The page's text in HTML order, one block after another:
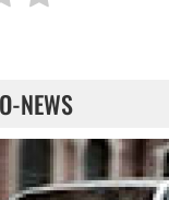
NEWS